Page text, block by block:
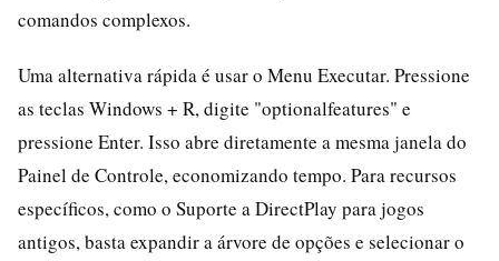
comandos complexos.
Uma alternativa rápida é usar o Menu Executar. Pressione
as teclas Windows + R, digite "optionalfeatures" e
pressione Enter. Isso abre diretamente a mesma janela do
Painel de Controle, economizando tempo. Para recursos
específicos, como o Suporte a DirectPlay para jogos
antigos, basta expandir a árvore de opções e selecionar o